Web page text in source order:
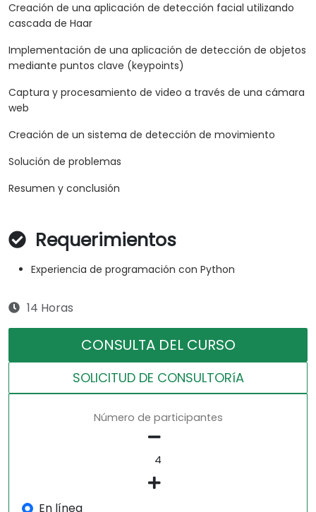
Creación de una aplicación de detección facial utilizando
cascada de Haar
Implementación de una aplicación de detección de objetos
mediante puntos clave (keypoints)
Captura y procesamiento de video a través de una cámara
web
Creación de un sistema de detección de movimiento
Solución de problemas
Resumen y conclusión
Requerimientos
Experiencia de programación con Python
14 Horas
CONSULTA DEL CURSO
SOLICITUD DE CONSULTORíA
Número de participantes
En línea